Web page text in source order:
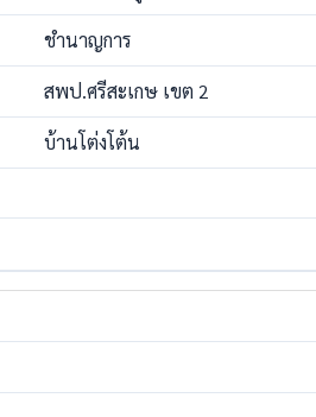
ชำนาญการ
สพป.ศรีสะเกษ เขต 2
บ้านโต่งโต้น